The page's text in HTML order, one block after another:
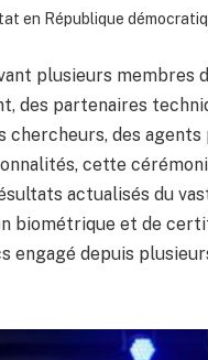
en République
plusieurs membres
des partenaires
chercheurs, des
cette
actualisés du
biométrique et de
engagé depuis